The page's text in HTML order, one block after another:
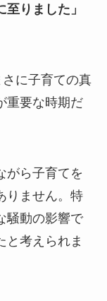
りました」
に子育ての真
重要な時期だ
がら子育てを
りません。特
騒動の影響で
と考えられま